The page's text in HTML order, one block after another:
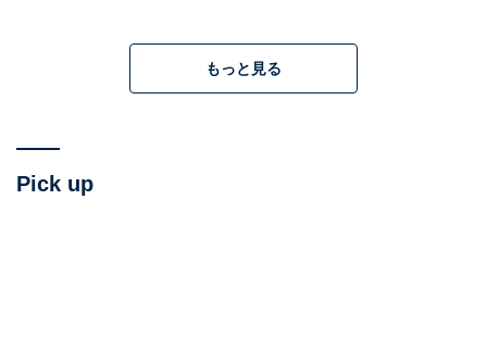
い動物向けのサイズであり、ジュディはそこによじ登っ
もっと見る
Pick up